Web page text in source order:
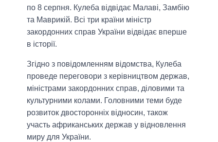
по 8 серпня. Кулеба відвідає Малаві, Замбію
та Маврикій. Всі три країни міністр
закордонних справ України відвідає вперше
в історії.
Згідно з повідомленням відомства, Кулеба
проведе переговори з керівництвом держав,
міністрами закордонних справ, діловими та
культурними колами. Головними теми буде
розвиток двосторонніх відносин, також
участь африканських держав у відновлення
миру для України.